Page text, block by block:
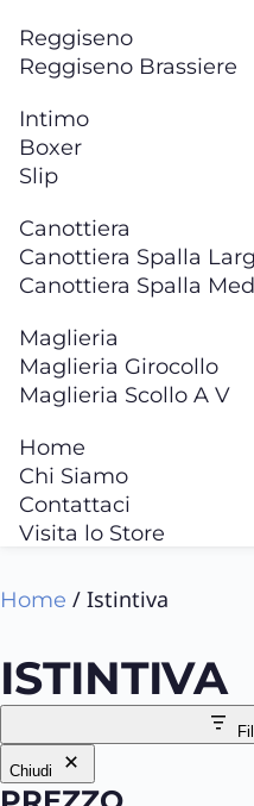
Reggiseno
Reggiseno Brassiere
Intimo
Boxer
Slip
Canottiera
Canottiera Spalla
Canottiera Spalla
Maglieria
Maglieria Girocollo
Maglieria Scollo A V
Home
Chi Siamo
Contattaci
Visita lo Store
Home / Istintiva
ISTINTIVA
Chiudi